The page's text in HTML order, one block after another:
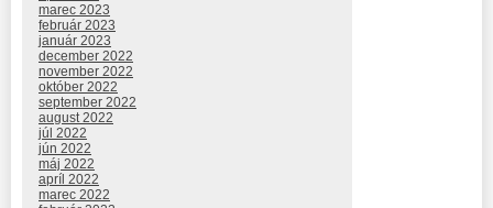
marec 2023
február 2023
január 2023
december 2022
november 2022
október 2022
september 2022
august 2022
júl 2022
jún 2022
máj 2022
apríl 2022
marec 2022